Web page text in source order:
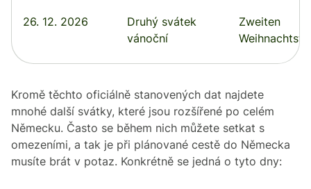
26. 12. 2026
Druhý svátek
vánoční
Zweiten
Kromě těchto oficiálně stanovených dat najdete
mnohé další svátky, které jsou rozšířené po celém
Německu. Často se během nich můžete setkat s
omezeními, a tak je při plánované cestě do Německa
musíte brát v potaz. Konkrétně se jedná o tyto dny: